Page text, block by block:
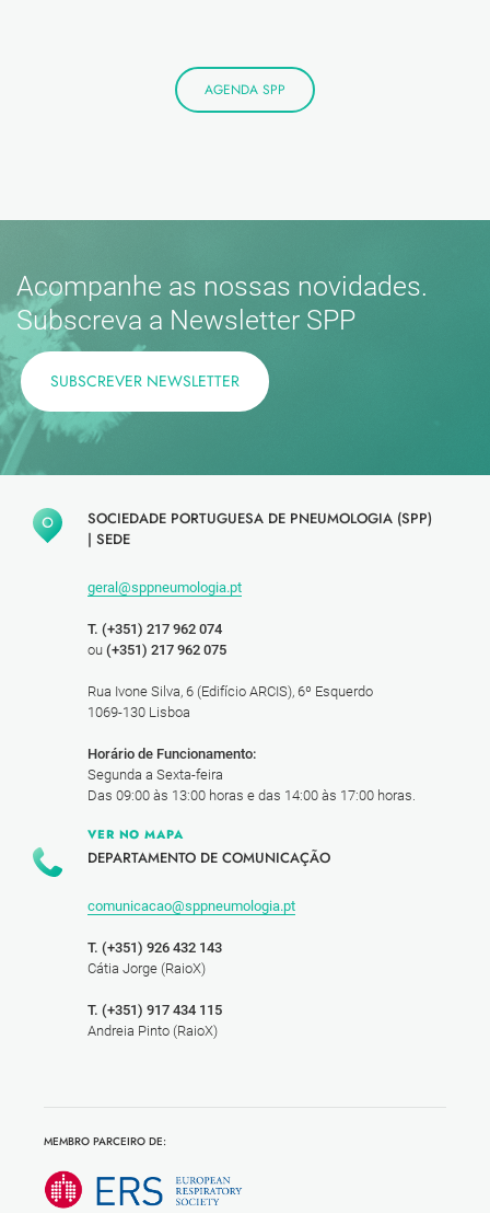
AGENDA SPP
Acompanhe as nossas novidades.
Subscreva a Newsletter SPP
SUBSCREVER NEWSLETTER
SOCIEDADE PORTUGUESA DE PNEUMOLOGIA (SPP)
| SEDE
geral@sppneumologia.pt
T. (+351) 217 962 074
ou (+351) 217 962 075
Rua Ivone Silva, 6 (Edifício ARCIS), 6º Esquerdo
1069-130 Lisboa
Horário de Funcionamento:
Segunda a Sexta-feira
Das 09:00 às 13:00 horas e das 14:00 às 17:00 horas.
VER NO MAPA
DEPARTAMENTO DE COMUNICAÇÃO
comunicacao@sppneumologia.pt
T. (+351) 926 432 143
Cátia Jorge (RaioX)
T. (+351) 917 434 115
Andreia Pinto (RaioX)
MEMBRO PARCEIRO DE: